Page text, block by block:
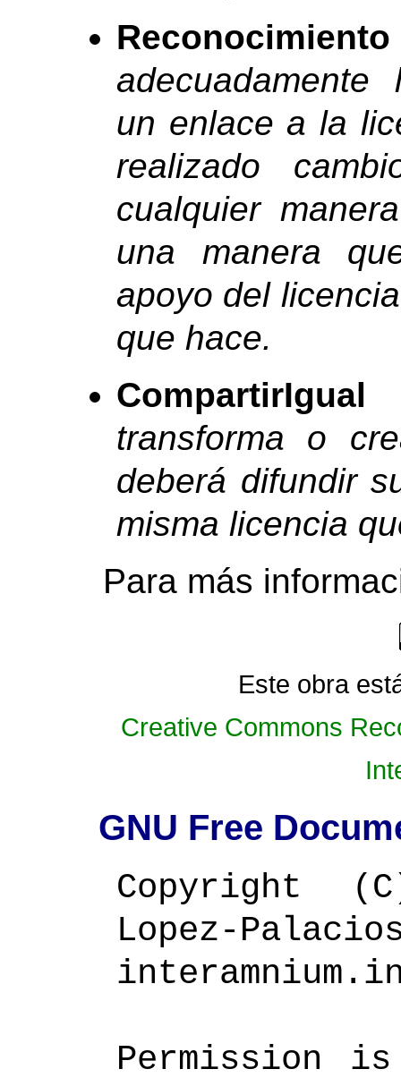
Reconocimiento
un enlace a la
realizado
cualquier
una manera
apoyo del
que hace.
CompartirIgual
transforma o
deberá difundir
misma licencia
Para más
Este obra
Creative Commons
GNU Free
Copyright
Lopez-
Permission